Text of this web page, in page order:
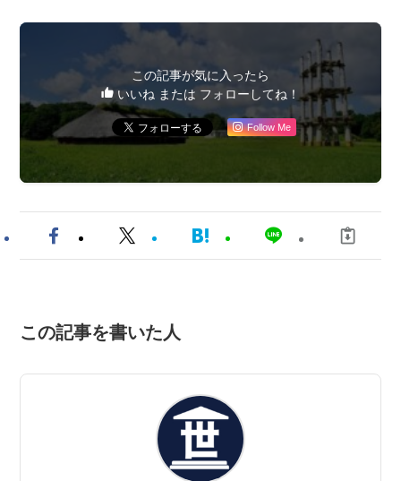
この記事が気に入ったら
いいね または フォローしてね！
Follow Me
この記事を書いた人